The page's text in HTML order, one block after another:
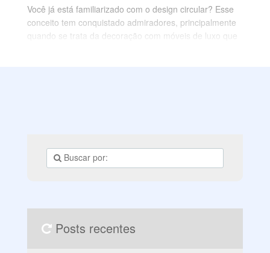
Você já está familiarizado com o design circular? Esse
conceito tem conquistado admiradores, principalmente
quando se trata da decoração com móveis de luxo que
Posts recentes